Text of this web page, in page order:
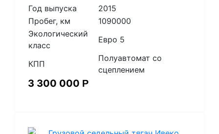
Год выпуска
2015
Пробег, км
1090000
Экологический
класс
Евро 5
КПП
Полуавтомат со
сцеплением
3 300 000 Р